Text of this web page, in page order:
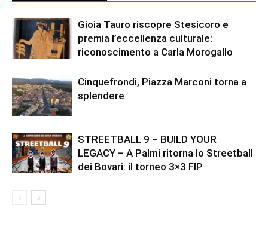
Gioia Tauro riscopre Stesicoro e
premia l’eccellenza culturale:
riconoscimento a Carla Morogallo
Cinquefrondi, Piazza Marconi torna a
splendere
STREETBALL 9 – BUILD YOUR
LEGACY – A Palmi ritorna lo Streetball
dei Bovari: il torneo 3×3 FIP